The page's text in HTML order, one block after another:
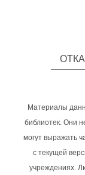
Материалы
библиотек. Они
могут выражать
с текущей
учреждениях.